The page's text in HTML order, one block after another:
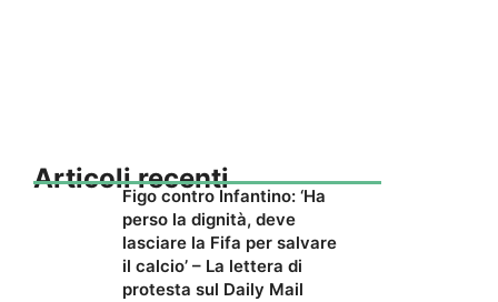
Articoli recenti
Figo contro Infantino: ‘Ha
perso la dignità, deve
lasciare la Fifa per salvare
il calcio’ – La lettera di
protesta sul Daily Mail